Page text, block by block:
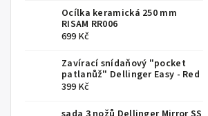
Ocílka keramická 250 mm
RISAM RR006
699 Kč
Zavírací snídaňový "pocket
patlanůž" Dellinger Easy - Red
399 Kč